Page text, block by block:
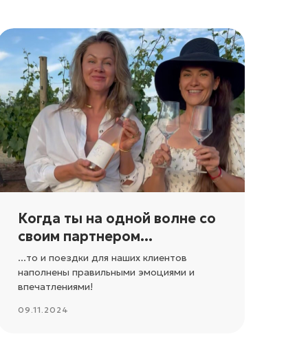
Когда ты на одной волне со
своим партнером...
...то и поездки для наших клиентов
наполнены правильными эмоциями и
впечатлениями!
09.11.2024